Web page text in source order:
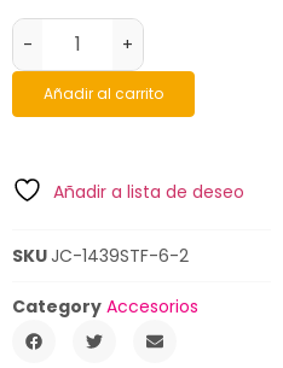
- +
Añadir al carrito
Añadir a lista de deseo
SKUJC-1439STF-6-2
Category Accesorios